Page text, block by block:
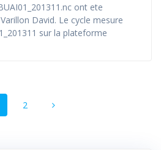
ont ete
David. Le cycle mesure
sur la plateforme
Page
2